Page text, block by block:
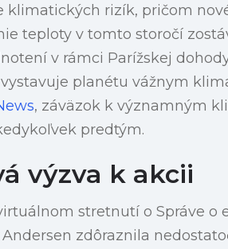
klimatických rizík, pričom
teploty v tomto storočí
v rámci Parížskej
planétu vážnym
, záväzok k významným
predtým.
výzva k akcii
stretnutí o Správe o
zdôraznila